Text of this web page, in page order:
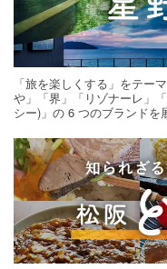
「旅を楽しくする」をテー
や」「界」「リゾナーレ」
シー)」の 6 つのブランドを